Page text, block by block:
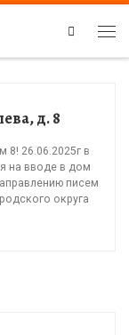
Search
д. 8
8! 26.06.2025г в
на вводе в дом
писем
округа